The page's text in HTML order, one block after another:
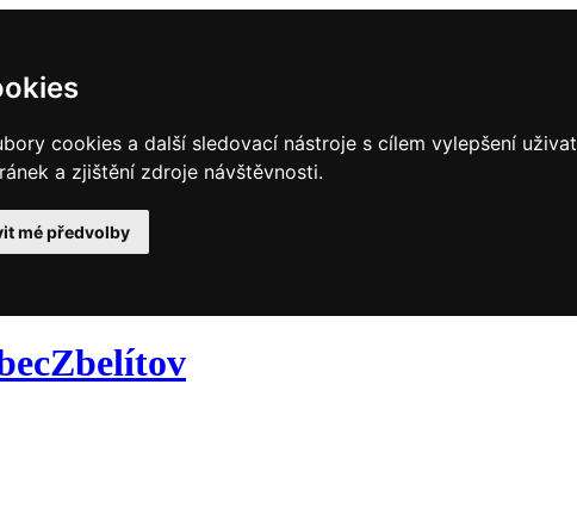
cookies a další sledovací nástroje s cílem vylepšení
a zjištění zdroje návštěvnosti.
mé předvolby
Zbelítov